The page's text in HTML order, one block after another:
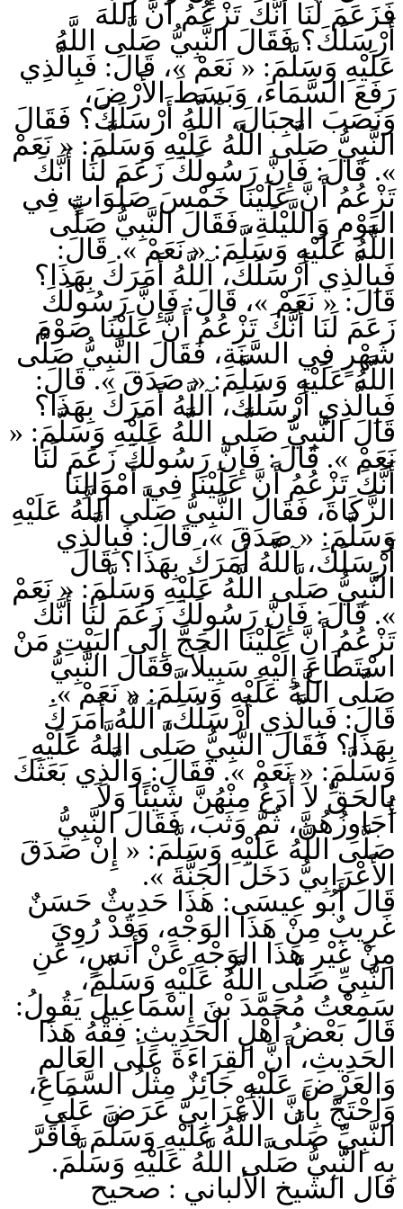
فَزَعَمَ لَنَا أَنَّكَ تَزْعُمُ أَنَّ اللَّهَ
أَرْسَلَكَ؟ فَقَالَ النَّبِيُّ صَلَّى اللَّهُ
عَلَيْهِ وَسَلَّمَ: « نَعَمْ »، قَالَ: فَبِالَّذِي
رَفَعَ السَّمَاءَ، وَبَسَطَ الأَرْضَ،
وَنَصَبَ الجِبَالَ، آللَّهُ أَرْسَلَكَ؟ فَقَالَ
النَّبِيُّ صَلَّى اللَّهُ عَلَيْهِ وَسَلَّمَ: « نَعَمْ
». قَالَ: فَإِنَّ رَسُولَكَ زَعَمَ لَنَا أَنَّكَ
تَزْعُمُ أَنَّ عَلَيْنَا خَمْسَ صَلَوَاتٍ فِي
اليَوْمِ وَاللَّيْلَةِ، فَقَالَ النَّبِيُّ صَلَّى
اللَّهُ عَلَيْهِ وَسَلَّمَ: « نَعَمْ ». قَالَ:
فَبِالَّذِي أَرْسَلَكَ، آللَّهُ أَمَرَكَ بِهَذَا؟
قَالَ: « نَعَمْ »، قَالَ: فَإِنَّ رَسُولَكَ
زَعَمَ لَنَا أَنَّكَ تَزْعُمُ أَنَّ عَلَيْنَا صَوْمَ
شَهْرٍ فِي السَّنَةِ، فَقَالَ النَّبِيُّ صَلَّى
اللَّهُ عَلَيْهِ وَسَلَّمَ: « صَدَقَ ». قَالَ:
فَبِالَّذِي أَرْسَلَكَ، آللَّهُ أَمَرَكَ بِهَذَا؟
قَالَ النَّبِيُّ صَلَّى اللَّهُ عَلَيْهِ وَسَلَّمَ: «
نَعَمْ ». قَالَ: فَإِنَّ رَسُولَكَ زَعَمَ لَنَا
أَنَّكَ تَزْعُمُ أَنَّ عَلَيْنَا فِي أَمْوَالِنَا
الزَّكَاةَ، فَقَالَ النَّبِيُّ صَلَّى اللَّهُ عَلَيْهِ
وَسَلَّمَ: « صَدَقَ »، قَالَ: فَبِالَّذِي
أَرْسَلَكَ، آللَّهُ أَمَرَكَ بِهَذَا؟ قَالَ
النَّبِيُّ صَلَّى اللَّهُ عَلَيْهِ وَسَلَّمَ: « نَعَمْ
». قَالَ: فَإِنَّ رَسُولَكَ زَعَمَ لَنَا أَنَّكَ
تَزْعُمُ أَنَّ عَلَيْنَا الحَجَّ إِلَى البَيْتِ مَنْ
اسْتَطَاعَ إِلَيْهِ سَبِيلًا، فَقَالَ النَّبِيُّ
صَلَّى اللَّهُ عَلَيْهِ وَسَلَّمَ: « نَعَمْ ».
قَالَ: فَبِالَّذِي أَرْسَلَكَ، آللَّهُ أَمَرَكَ
بِهَذَا؟ فَقَالَ النَّبِيُّ صَلَّى اللَّهُ عَلَيْهِ
وَسَلَّمَ: « نَعَمْ ». فَقَالَ: وَالَّذِي بَعَثَكَ
بِالحَقِّ لاَ أَدَعُ مِنْهُنَّ شَيْئًا وَلاَ
أُجَاوِزُهُنَّ، ثُمَّ وَثَبَ، فَقَالَ النَّبِيُّ
صَلَّى اللَّهُ عَلَيْهِ وَسَلَّمَ: « إِنْ صَدَقَ
الأَعْرَابِيُّ دَخَلَ الجَنَّةَ ».
قَالَ أَبُو عِيسَى: هَذَا حَدِيثٌ حَسَنٌ
غَرِيبٌ مِنْ هَذَا الوَجْهِ، وَقَدْ رُوِيَ
مِنْ غَيْرِ هَذَا الوَجْهِ عَنْ أَنَسٍ، عَنِ
النَّبِيِّ صَلَّى اللَّهُ عَلَيْهِ وَسَلَّمَ،
سَمِعْتُ مُحَمَّدَ بْنَ إِسْمَاعِيلَ يَقُولُ:
قَالَ بَعْضُ أَهْلِ الْحَدِيثِ: فِقْهُ هَذَا
الحَدِيثِ، أَنَّ القِرَاءَةَ عَلَى العَالِمِ
وَالعَرْضَ عَلَيْهِ جَائِزٌ مِثْلُ السَّمَاعِ،
وَاحْتَجَّ بِأَنَّ الأَعْرَابِيَّ عَرَضَ عَلَى
النَّبِيِّ صَلَّى اللَّهُ عَلَيْهِ وَسَلَّمَ فَأَقَرَّ
بِهِ النَّبِيُّ صَلَّى اللَّهُ عَلَيْهِ وَسَلَّمَ.
قال الشيخ الألباني : صحيح